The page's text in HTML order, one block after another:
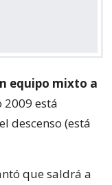
equipo mixto a
2009 está
descenso (está
que saldrá a